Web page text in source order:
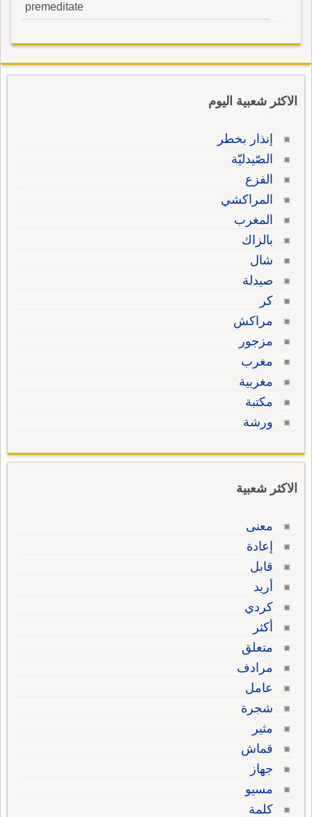
premeditate
الاكثر شعبية اليوم
إنذار بخطر
الصّيدليّة
الفزع
المراكشي
المغرب
بالزاك
شال
صيدلة
كر
مراكش
مزجور
مغرب
مغربية
مكتبة
ورشة
الاكثر شعبية
معنى
إعادة
قابل
أريد
كردي
أكثر
متعلق
مرادف
عامل
شجرة
مثير
قماش
جهاز
مسيو
كلمة